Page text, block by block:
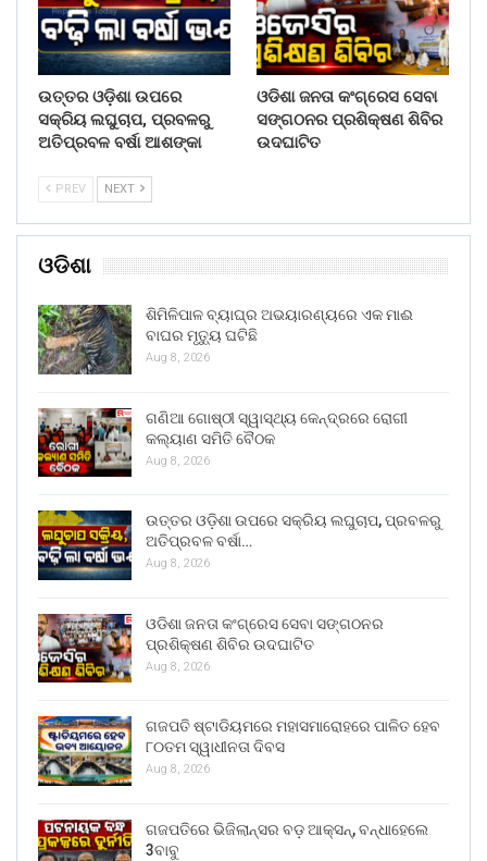
ଉତ୍ତର ଓଡ଼ିଶା ଉପରେ
ସକ୍ରିୟ ଲଘୁଚାପ, ପ୍ରବଳରୁ
ଅତିପ୍ରବଳ ବର୍ଷା ଆଶଙ୍କା
ଓଡିଶା ଜନତା କଂଗ୍ରେସ ସେବା
ସଙ୍ଗଠନର ପ୍ରଶିକ୍ଷଣ ଶିବିର
ଉଦଘାଟିତ
PREV NEXT
ଓଡିଶା
ଶିମିଳିପାଳ ବ୍ୟାଘ୍ର ଅଭୟାରଣ୍ୟରେ ଏକ ମାଈ
ବାଘର ମୃତ୍ୟୁ ଘଟିଛି
Aug 8, 2026
ଗଣିଆ ଗୋଷ୍ଠୀ ସ୍ୱାସ୍ଥ୍ୟ କେନ୍ଦ୍ରରେ ରୋଗୀ
କଲ୍ୟାଣ ସମିତି ବୈଠକ
Aug 8, 2026
ଉତ୍ତର ଓଡ଼ିଶା ଉପରେ ସକ୍ରିୟ ଲଘୁଚାପ, ପ୍ରବଳରୁ
ଅତିପ୍ରବଳ ବର୍ଷା…
Aug 8, 2026
ଓଡିଶା ଜନତା କଂଗ୍ରେସ ସେବା ସଙ୍ଗଠନର
ପ୍ରଶିକ୍ଷଣ ଶିବିର ଉଦଘାଟିତ
Aug 8, 2026
ଗଜପତି ଷ୍ଟାଡିୟମରେ ମହାସମାରୋହରେ ପାଳିତ ହେବ
୮୦ତମ ସ୍ୱାଧୀନତା ଦିବସ
Aug 8, 2026
ଗଜପତିରେ ଭିଜିଲାନ୍ସର ବଡ଼ ଆକ୍ସନ୍, ବନ୍ଧାହେଲେ
3ବାବୁ